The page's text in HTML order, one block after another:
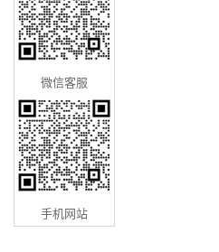
微信客服
手机网站